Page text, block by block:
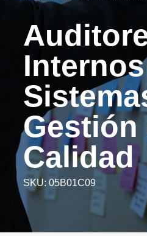
Gestión
Calidad
SKU:05B01C09